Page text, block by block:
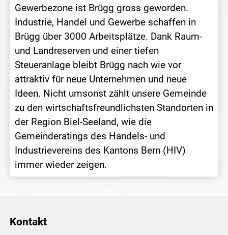
Gewerbezone ist Brügg gross geworden.
Industrie, Handel und Gewerbe schaffen in
Brügg über 3000 Arbeitsplätze. Dank Raum-
und Landreserven und einer tiefen
Steueranlage bleibt Brügg nach wie vor
attraktiv für neue Unternehmen und neue
Ideen. Nicht umsonst zählt unsere Gemeinde
zu den wirtschaftsfreundlichsten Standorten in
der Region Biel-Seeland, wie die
Gemeinderatings des Handels- und
Industrievereins des Kantons Bern (HIV)
immer wieder zeigen.
Kontakt